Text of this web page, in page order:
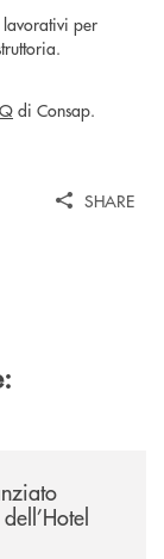
lavorativi per
di Consap.
SHARE